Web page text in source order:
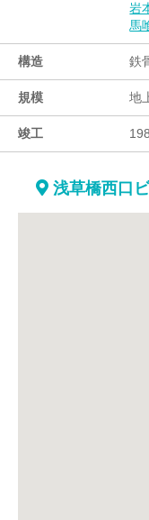
岩
馬
構造 鉄
規模 地
竣工
浅草橋西口